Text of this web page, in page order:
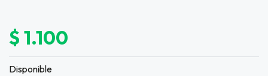
$ 1.100
Disponible